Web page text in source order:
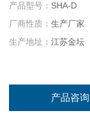
产品型号： SHA-D
厂商性质： 生产厂家
生产地址： 江苏金坛
产品咨询